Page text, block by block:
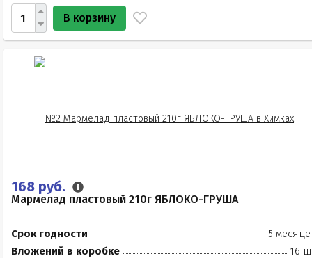
В корзину
168 руб.
Мармелад пластовый 210г ЯБЛОКО-ГРУША
Срок годности
5
Вложений в коробке
16